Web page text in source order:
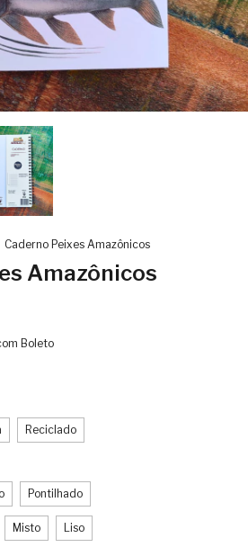
Caderno Peixes Amazônicos
Amazônicos
Boleto
Reciclado
Pontilhado
Misto Liso